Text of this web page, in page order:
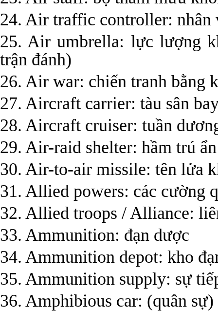
24. Air traffic controller: nhân
25. Air umbrella: lực lượng
trận đánh)
26. Air war: chiến tranh bằng
27. Aircraft carrier: tàu sân
28. Aircraft cruiser: tuần
29. Air-raid shelter: hầm trú
30. Air-to-air missile: tên lửa
31. Allied powers: các cường
32. Allied troops / Alliance:
33. Ammunition: đạn dược
34. Ammunition depot: kho
35. Ammunition supply: sự
36. Amphibious car: (quân